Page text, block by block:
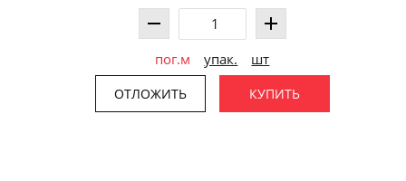
пог.м упак. шт
ОТЛОЖИТЬ КУПИТЬ